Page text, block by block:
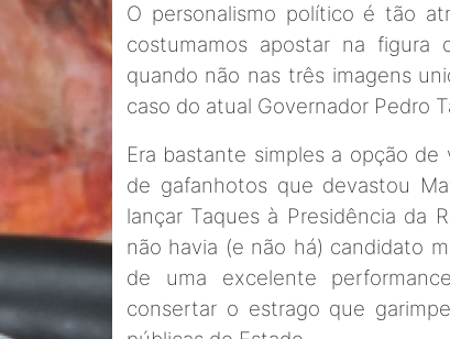
O personalismo político é tão
costumamos apostar na
quando não nas três imagens
caso do atual Governador Pedro
Era bastante simples a opção
de gafanhotos que devastou
lançar Taques à Presidência da
não havia (e não há) candidato
de uma excelente
consertar o estrago que